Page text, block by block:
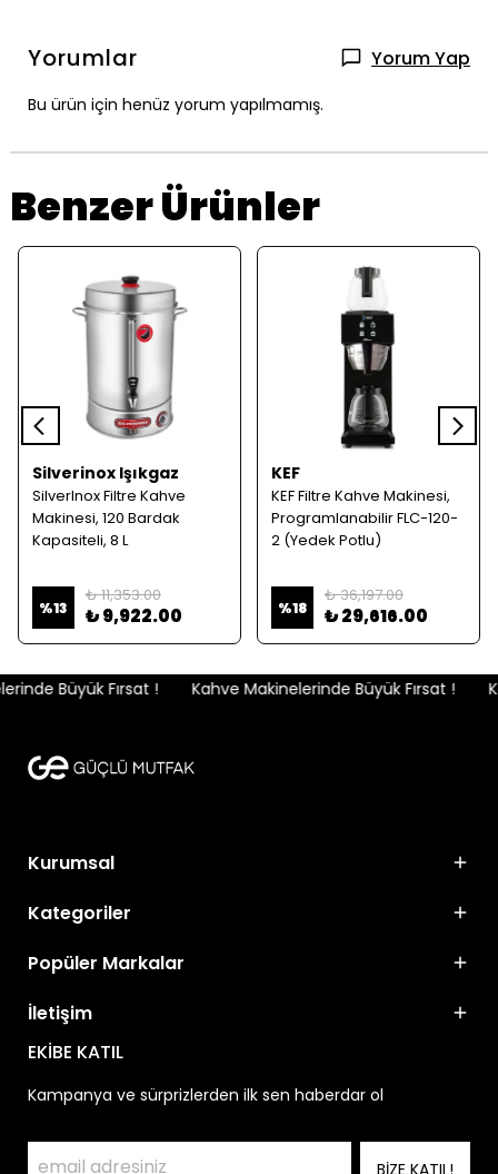
Yorumlar Yorum Yap
Bu ürün için henüz yorum yapılmamış.
Benzer Ürünler
Silverinox Işıkgaz
SilverInox Filtre Kahve
Makinesi, 120 Bardak
Kapasiteli, 8 L
%13
₺ 11,353.00
₺ 9,922.00
KEF
KEF Filtre Kahve Makinesi,
Programlanabilir FLC-120-
2 (Yedek Potlu)
%18
₺ 36,197.00
₺ 29,616.00
Büyük Fırsat ! Kahve Makinelerinde Büyük Fırsat !
Kurumsal
Kategoriler
Popüler Markalar
İletişim
EKİBE KATIL
Kampanya ve sürprizlerden ilk sen haberdar ol
BİZE KATIL!